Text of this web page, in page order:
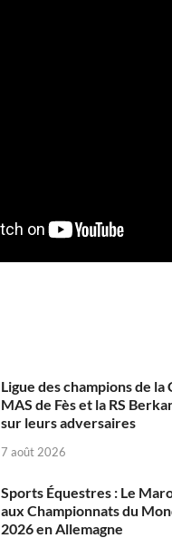
Ligue des champions de la
MAS de Fès et la RS
sur leurs adversaires
7 août 2026
Sports Équestres : Le
aux Championnats du
2026 en Allemagne